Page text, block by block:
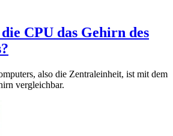
CPU das Gehirn des
also die Zentraleinheit, ist mit dem
vergleichbar.